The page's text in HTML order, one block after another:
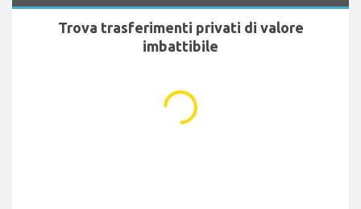
Trova trasferimenti privati di valore
imbattibile
...